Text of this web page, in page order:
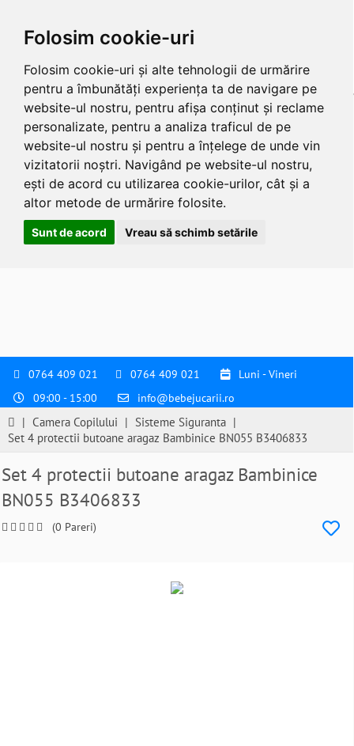
Folosim cookie-uri
Folosim cookie-uri și alte tehnologii de urmărire
pentru a îmbunătăți experiența ta de navigare pe
website-ul nostru, pentru afișa conținut și reclame
personalizate, pentru a analiza traficul de pe
website-ul nostru și pentru a înțelege de unde vin
vizitatorii noștri. Navigând pe website-ul nostru,
ești de acord cu utilizarea cookie-urilor, cât și a
altor metode de urmărire folosite.
Sunt de acord Vreau să schimb setările
0764 409 021 0764 409 021
Luni - Vineri
09:00 - 15:00
info@bebejucarii.ro
| Camera Copilului | Sisteme Siguranta |
Set 4 protectii butoane aragaz Bambinice BN055 B3406833
Set 4 protectii butoane aragaz Bambinice
BN055 B3406833
(0 Pareri)